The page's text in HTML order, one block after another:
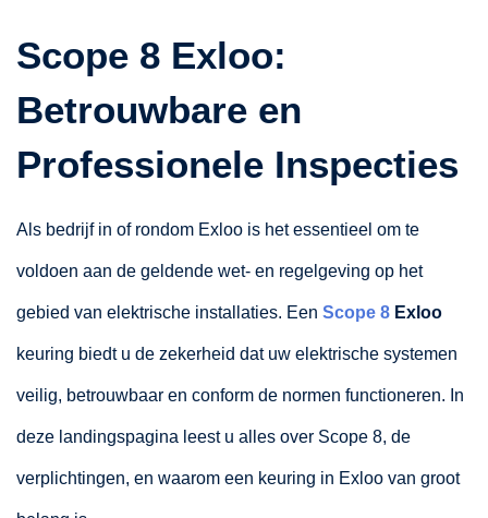
Scope 8 Exloo:
Betrouwbare en
Professionele Inspecties
Als bedrijf in of rondom Exloo is het essentieel om te
voldoen aan de geldende wet- en regelgeving op het
gebied van elektrische installaties. Een Scope 8 Exloo
keuring biedt u de zekerheid dat uw elektrische systemen
veilig, betrouwbaar en conform de normen functioneren. In
deze landingspagina leest u alles over Scope 8, de
verplichtingen, en waarom een keuring in Exloo van groot